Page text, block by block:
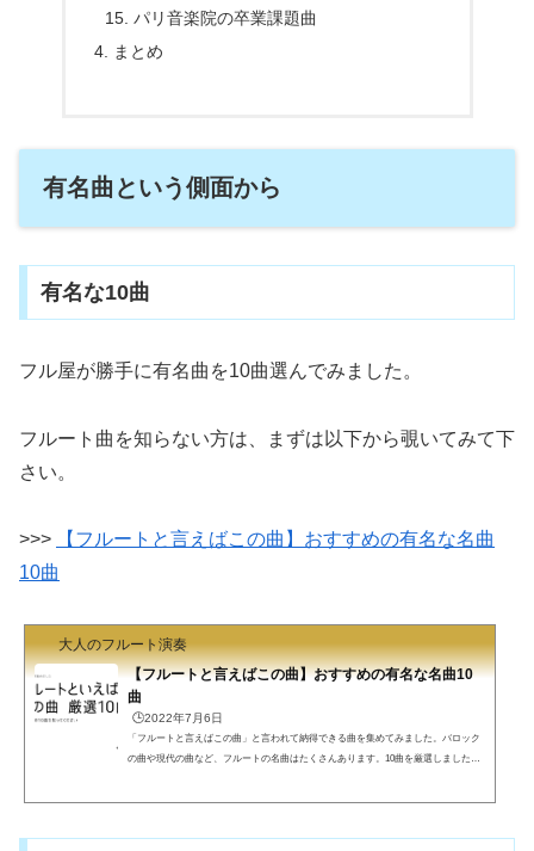
パリ音楽院の卒業課題曲
まとめ
有名曲という側面から
有名な10曲
フル屋が勝手に有名曲を10曲選んでみました。
フルート曲を知らない方は、まずは以下から覗いてみて下
さい。
>>>
【フルートと言えばこの曲】おすすめの有名な名曲
10曲
大人のフルート演奏
【フルートと言えばこの曲】おすすめの有名な名曲10
曲
🕒️2022年7月6日
「フルートと言えばこの曲」と言われて納得できる曲を集めてみました。バロック
の曲や現代の曲など、フルートの名曲はたくさんあります。10曲を厳選しました。
この辺りから聴き始めてください。小品からアルルの女 メヌエット簡単に吹けそう